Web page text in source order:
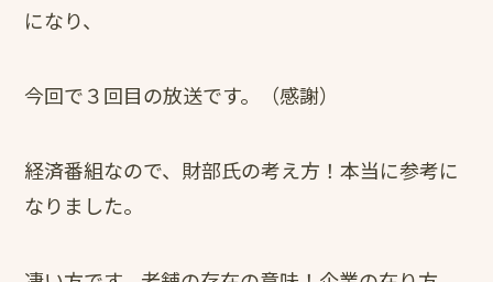
になり、
今回で３回目の放送です。（感謝）
経済番組なので、財部氏の考え方！本当に参考に
なりました。